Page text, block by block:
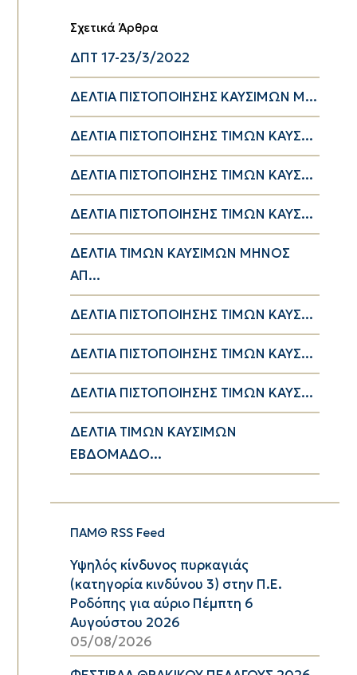
Σχετικά Άρθρα
ΔΠΤ 17-23/3/2022
ΔΕΛΤΙΑ ΠΙΣΤΟΠΟΙΗΣΗΣ ΚΑΥΣΙΜΩΝ Μ...
ΔΕΛΤΙΑ ΠΙΣΤΟΠΟΙΗΣΗΣ ΤΙΜΩΝ ΚΑΥΣ...
ΔΕΛΤΙΑ ΠΙΣΤΟΠΟΙΗΣΗΣ ΤΙΜΩΝ ΚΑΥΣ...
ΔΕΛΤΙΑ ΠΙΣΤΟΠΟΙΗΣΗΣ ΤΙΜΩΝ ΚΑΥΣ...
ΔΕΛΤΙΑ ΤΙΜΩΝ ΚΑΥΣΙΜΩΝ ΜΗΝΟΣ
ΑΠ...
ΔΕΛΤΙΑ ΠΙΣΤΟΠΟΙΗΣΗΣ ΤΙΜΩΝ ΚΑΥΣ...
ΔΕΛΤΙΑ ΠΙΣΤΟΠΟΙΗΣΗΣ ΤΙΜΩΝ ΚΑΥΣ...
ΔΕΛΤΙΑ ΠΙΣΤΟΠΟΙΗΣΗΣ ΤΙΜΩΝ ΚΑΥΣ...
ΔΕΛΤΙΑ ΤΙΜΩΝ ΚΑΥΣΙΜΩΝ
ΕΒΔΟΜΑΔΟ...
ΠΑΜΘ RSS Feed
Υψηλός κίνδυνος πυρκαγιάς
(κατηγορία κινδύνου 3) στην Π.Ε.
Ροδόπης για αύριο Πέμπτη 6
Αυγούστου 2026
05/08/2026